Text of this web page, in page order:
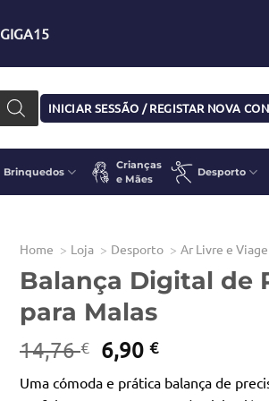
GIGA15
INICIAR SESSÃO / REGISTAR NOVA
Brinquedos
Crianças
e Mães
Desporto
Home Loja Desporto Ar Livre e
Balança Digital de
para Malas
14,76€
O
preço
original
6,90€O
atual
Uma cómoda e prática balança de